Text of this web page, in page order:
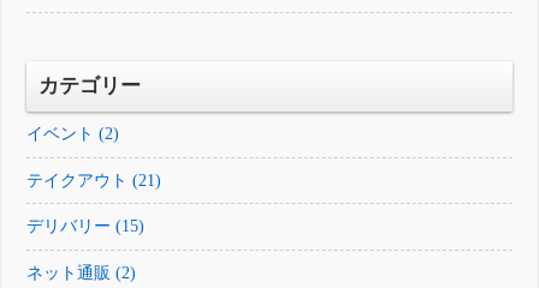
カテゴリー
イベント (2)
テイクアウト (21)
デリバリー (15)
ネット通販 (2)